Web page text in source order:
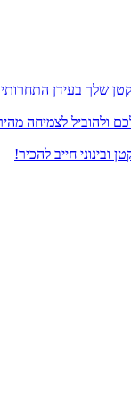
שלך בעידן התחרותי
ולהוביל לצמיחה